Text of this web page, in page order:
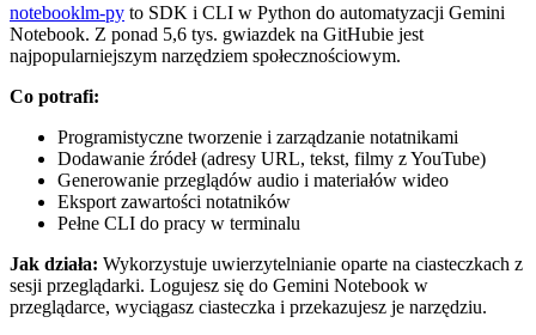
notebooklm-py to SDK i CLI w Python do automatyzacji Gemini
Notebook. Z ponad 5,6 tys. gwiazdek na GitHubie jest
najpopularniejszym narzędziem społecznościowym.
Co potrafi:
Programistyczne tworzenie i zarządzanie notatnikami
Dodawanie źródeł (adresy URL, tekst, filmy z YouTube)
Generowanie przeglądów audio i materiałów wideo
Eksport zawartości notatników
Pełne CLI do pracy w terminalu
Jak działa: Wykorzystuje uwierzytelnianie oparte na ciasteczkach z
sesji przeglądarki. Logujesz się do Gemini Notebook w
przeglądarce, wyciągasz ciasteczka i przekazujesz je narzędziu.